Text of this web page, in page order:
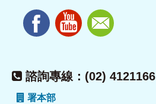
諮詢專線：(02) 4121166
署本部